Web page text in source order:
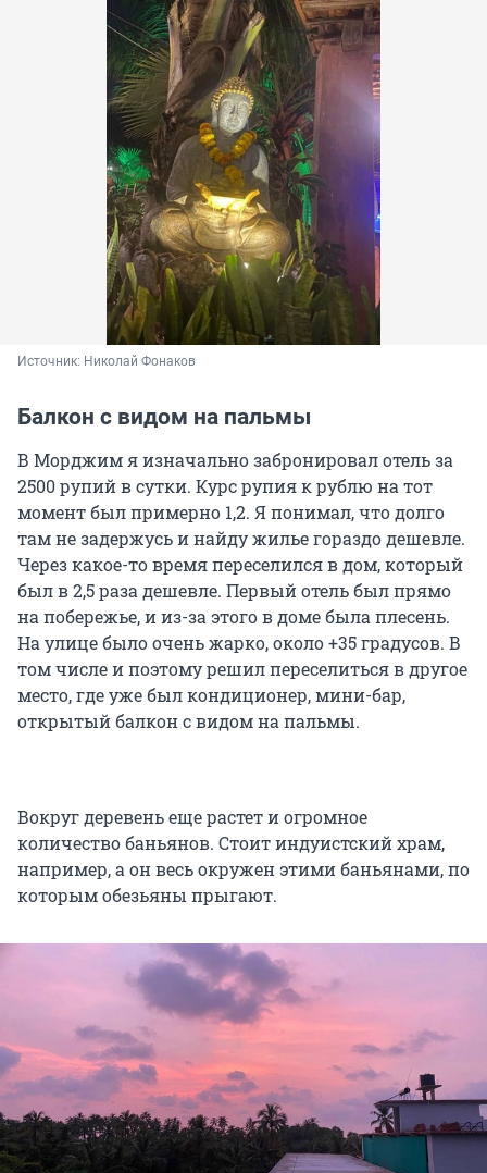
Источник: Николай Фонаков
Балкон с видом на пальмы
В Морджим я изначально забронировал отель за
2500 рупий в сутки. Курс рупия к рублю на тот
момент был примерно 1,2. Я понимал, что долго
там не задержусь и найду жилье гораздо дешевле.
Через какое-то время переселился в дом, который
был в 2,5 раза дешевле. Первый отель был прямо
на побережье, и из-за этого в доме была плесень.
На улице было очень жарко, около +35 градусов. В
том числе и поэтому решил переселиться в другое
место, где уже был кондиционер, мини-бар,
открытый балкон с видом на пальмы.
Вокруг деревень еще растет и огромное
количество баньянов. Стоит индуистский храм,
например, а он весь окружен этими баньянами, по
которым обезьяны прыгают.